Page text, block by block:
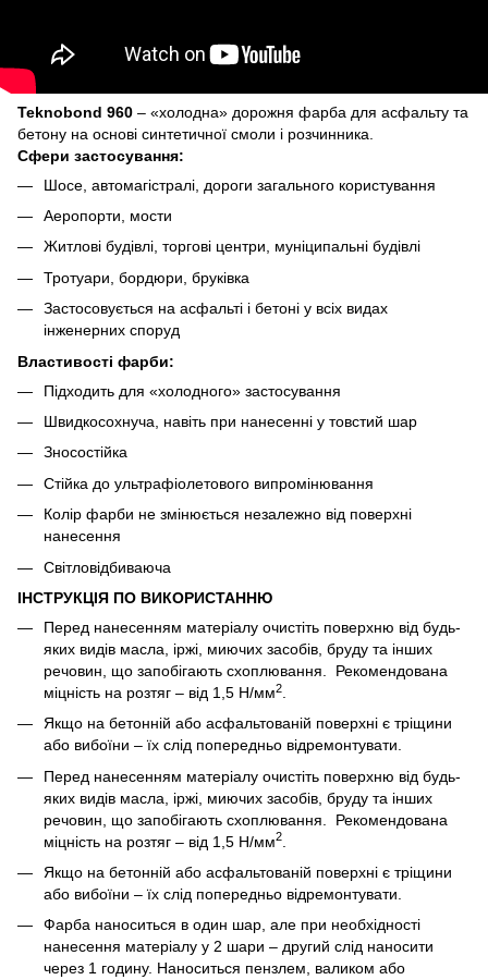
Teknobond 960 – «холодна» дорожня фарба для асфальту та
бетону на основі синтетичної смоли і розчинника.
Сфери застосування:
Шосе, автомагістралі, дороги загального користування
Аеропорти, мости
Житлові будівлі, торгові центри, муніципальні будівлі
Тротуари, бордюри, бруківка
Застосовується на асфальті і бетоні у всіх видах
інженерних споруд
Властивості фарби:
Підходить для «холодного» застосування
Швидкосохнуча, навіть при нанесенні у товстий шар
Зносостійка
Стійка до ультрафіолетового випромінювання
Колір фарби не змінюється незалежно від поверхні
нанесення
Світловідбиваюча
ІНСТРУКЦІЯ ПО ВИКОРИСТАННЮ
Перед нанесенням матеріалу очистіть поверхню від будь-
яких видів масла, іржі, миючих засобів, бруду та інших
речовин, що запобігають схоплювання. Рекомендована
міцність на розтяг – від 1,5 Н/мм2
Якщо на бетонній або асфальтованій поверхні є тріщини
або вибоїни – їх слід попередньо відремонтувати.
Перед нанесенням матеріалу очистіть поверхню від будь-
яких видів масла, іржі, миючих засобів, бруду та інших
речовин, що запобігають схоплювання. Рекомендована
міцність на розтяг – від 1,5 Н/мм2
Якщо на бетонній або асфальтованій поверхні є тріщини
або вибоїни – їх слід попередньо відремонтувати.
Фарба наноситься в один шар, але при необхідності
нанесення матеріалу у 2 шари – другий слід наносити
через 1 годину. Наноситься пензлем, валиком або